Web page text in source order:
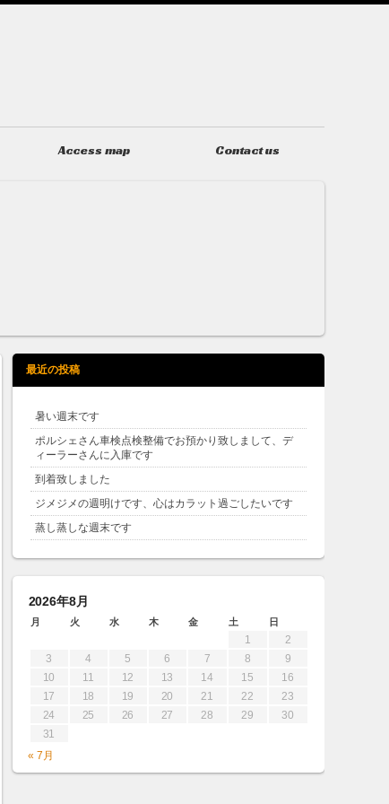
Access map Contact us
最近の投稿
暑い週末です
ポルシェさん車検点検整備でお預かり致しまして、デ
ィーラーさんに入庫です
到着致しました
ジメジメの週明けです、心はカラット過ごしたいです
蒸し蒸しな週末です
2026年8月
月 火 水 木 金 土 日
1
2
3
4 5 6 7 8
9
10
11 12 13 14 15
16
17
18 19 20 21 22
23
24
25 26 27 28 29
30
31
« 7月